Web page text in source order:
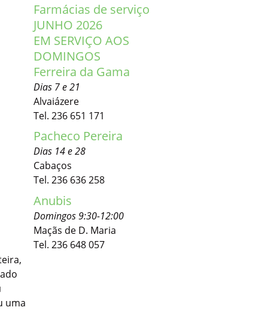
uma
Farmácias de serviço
JUNHO 2026
EM SERVIÇO AOS
DOMINGOS
Ferreira da Gama
Dias 7 e 21
Alvaiázere
Tel. 236 651 171
Pacheco Pereira
Dias 14 e 28
Cabaços
Tel. 236 636 258
Anubis
Domingos 9:30-12:00
Maçãs de D. Maria
Tel. 236 648 057